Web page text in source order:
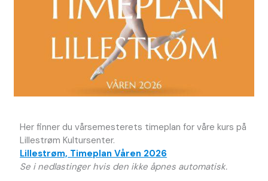
Her finner du vårsemesterets timeplan for våre kurs på
Lillestrøm Kultursenter.
Lillestrøm, Timeplan Våren 2026
Se i nedlastinger hvis den ikke åpnes automatisk.